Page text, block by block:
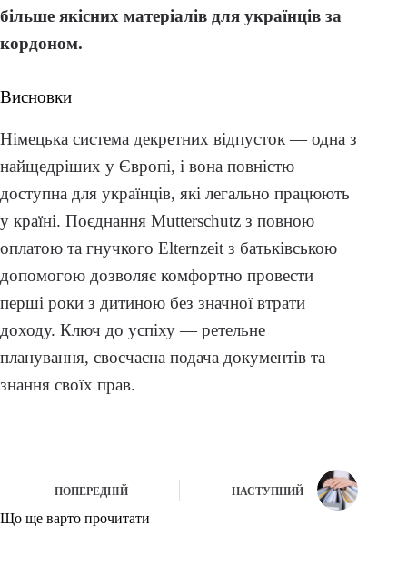
більше якісних матеріалів для українців за
кордоном.
Висновки
Німецька система декретних відпусток — одна з
найщедріших у Європі, і вона повністю
доступна для українців, які легально працюють
у країні. Поєднання Mutterschutz з повною
оплатою та гнучкого Elternzeit з батьківською
допомогою дозволяє комфортно провести
перші роки з дитиною без значної втрати
доходу. Ключ до успіху — ретельне
планування, своєчасна подача документів та
знання своїх прав.
ПОПЕРЕДНІЙ НАСТУПНИЙ
Що ще варто прочитати